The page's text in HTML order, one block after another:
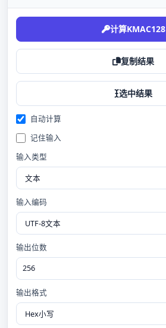
计算KMAC128
复制结果
选中结果
自动计算
记住输入
输入类型
输入编码
输出位数
输出格式